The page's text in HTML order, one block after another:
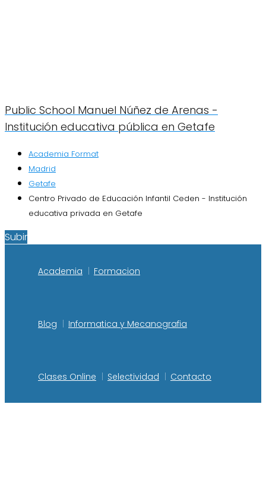
Public School Manuel Núñez de Arenas -
Institución educativa pública en Getafe
Academia Format
Madrid
Getafe
Centro Privado de Educación Infantil Ceden - Institución
educativa privada en Getafe
Subir
Academia Formacion
Blog Informatica y Mecanografia
Clases Online Selectividad Contacto